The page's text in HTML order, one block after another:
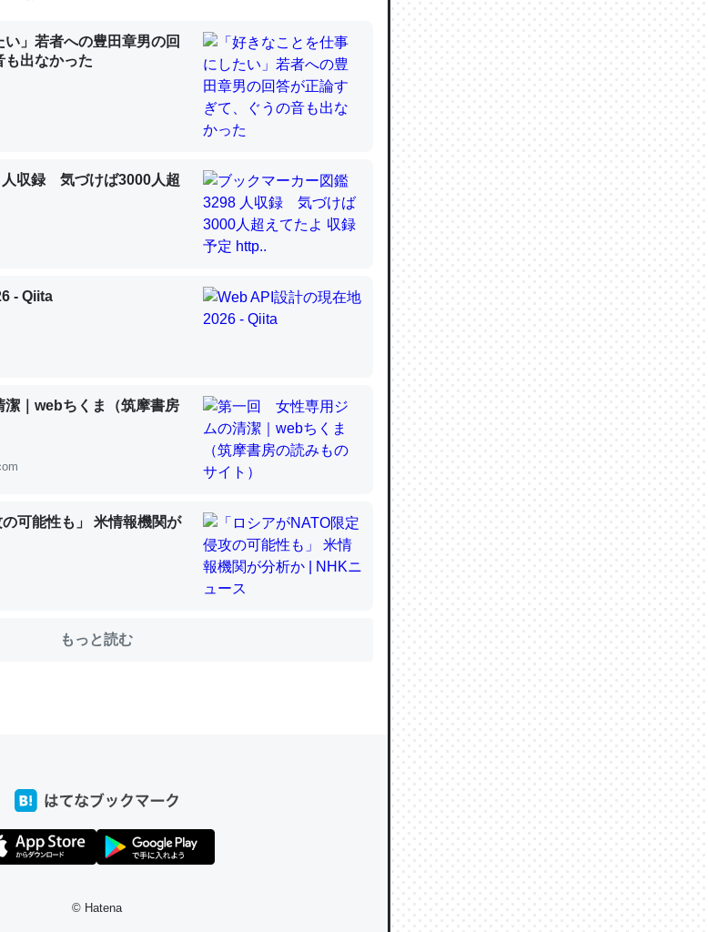
い」若者への豊田章男の回
も出なかった
人収録 気づけば3000人超
- Qiita
｜webちくま（筑摩書房
可能性も」 米情報機関が
もっと読む
© Hatena